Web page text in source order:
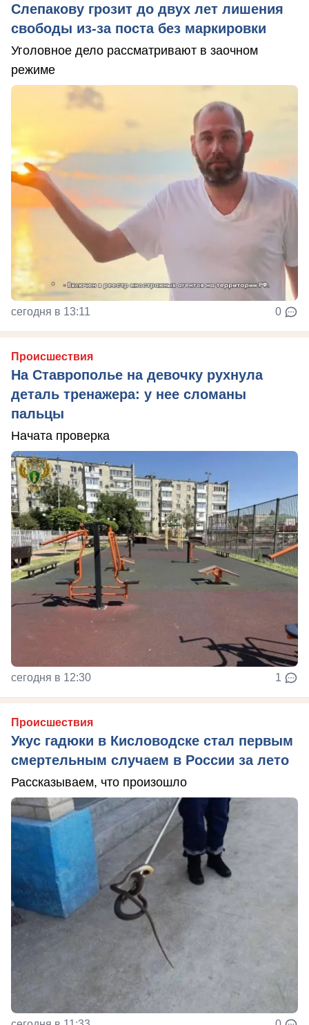
Слепакову грозит до двух лет лишения
свободы из-за поста без маркировки
Уголовное дело рассматривают в заочном
режиме
сегодня в 13:11 0
Происшествия
На Ставрополье на девочку рухнула
деталь тренажера: у нее сломаны
пальцы
Начата проверка
сегодня в 12:30 1
Происшествия
Укус гадюки в Кисловодске стал первым
смертельным случаем в России за лето
Рассказываем, что произошло